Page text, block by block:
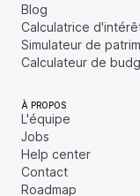
Blog
Calculatrice
Simulateur de
Calculateur de
À PROPOS
L'équipe
Jobs
Help center
Contact
Roadmap